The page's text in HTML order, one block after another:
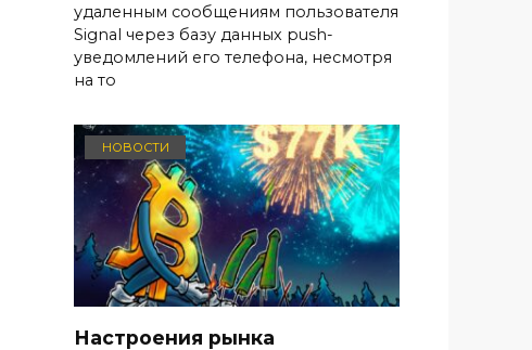
удаленным сообщениям пользователя
Signal через базу данных push-
уведомлений его телефона, несмотря
на то
НОВОСТИ
Настроения рынка